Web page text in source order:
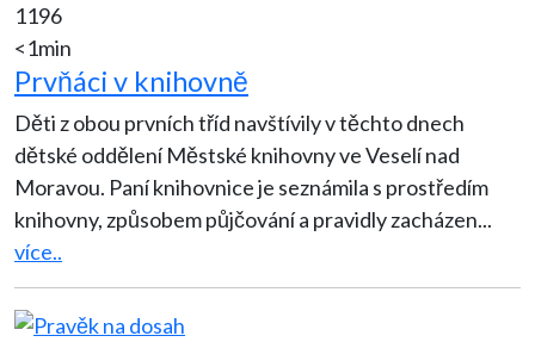
1196
<1min
Prvňáci v knihovně
Děti z obou prvních tříd navštívily v těchto dnech
dětské oddělení Městské knihovny ve Veselí nad
Moravou. Paní knihovnice je seznámila s prostředím
knihovny, způsobem půjčování a pravidly zacházen...
více..